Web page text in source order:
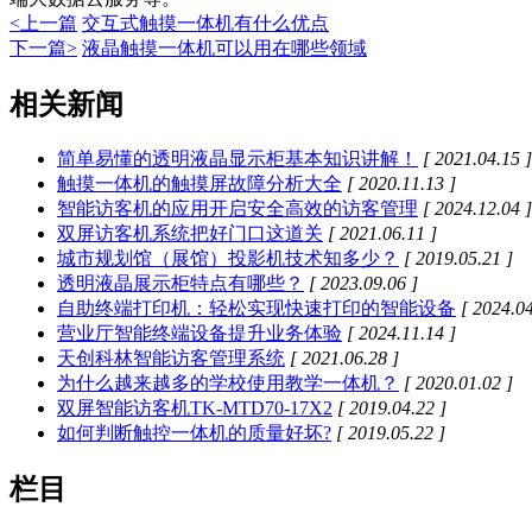
<上一篇 交互式触摸一体机有什么优点
下一篇> 液晶触摸一体机可以用在哪些领域
相关新闻
简单易懂的透明液晶显示柜基本知识讲解！
[ 2021.04.15 ]
触摸一体机的触摸屏故障分析大全 [ 2020.11.13 ]
智能访客机的应用开启安全高效的访客管理 [ 2024.12.04 ]
双屏访客机系统把好门口这道关 [ 2021.06.11 ]
城市规划馆（展馆）投影机技术知多少？ [ 2019.05.21 ]
透明液晶展示柜特点有哪些？ [ 2023.09.06 ]
自助终端打印机：轻松实现快速打印的智能设备 [
营业厅智能终端设备提升业务体验 [ 2024.11.14 ]
天创科林智能访客管理系统 [ 2021.06.28 ]
为什么越来越多的学校使用教学一体机？ [ 2020.01.02 ]
双屏智能访客机TK-MTD70-17X2 [ 2019.04.22 ]
如何判断触控一体机的质量好坏? [ 2019.05.22 ]
栏目